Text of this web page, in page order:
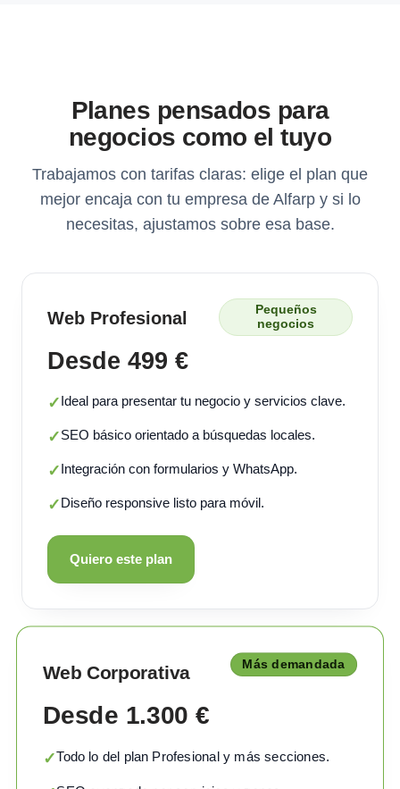
Planes pensados para
negocios como el tuyo
Trabajamos con tarifas claras: elige el plan que
mejor encaja con tu empresa de Alfarp y si lo
necesitas, ajustamos sobre esa base.
Web Profesional
Pequeños
negocios
Desde 499 €
✓Ideal para presentar tu negocio y servicios clave.
✓SEO básico orientado a búsquedas locales.
✓Integración con formularios y WhatsApp.
✓Diseño responsive listo para móvil.
Quiero este plan
Web Corporativa Más demandada
Desde 1.300 €
✓Todo lo del plan Profesional y más secciones.